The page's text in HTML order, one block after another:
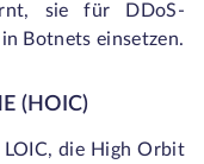
sie für DDoS-
Botnets einsetzen.
(HOIC)
die High Orbit